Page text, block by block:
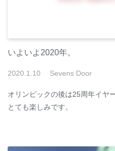
いよいよ2020年。
2020 1 10 Sevens Door
オリンピックの後は25周年イヤ
とても楽しみです。